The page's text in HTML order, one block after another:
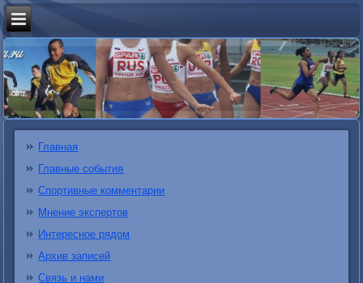
Главная
Главные события
Спортивные комментарии
Мнение экспертов
Интересное рядом
Архив записей
Связь и нами